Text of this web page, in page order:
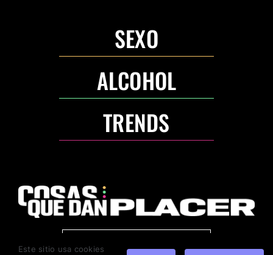
SEXO
ALCOHOL
TRENDS
ANUNCIA CON NOSOTROS
Este sitio usa cookies